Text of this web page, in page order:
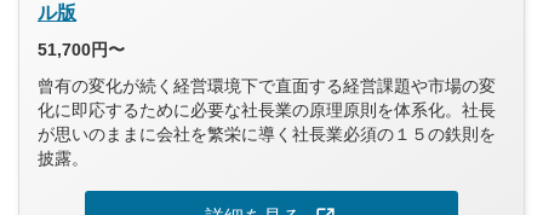
ル版
51,700円〜
曾有の変化が続く経営環境下で直面する経営課題や市場の変
化に即応するために必要な社長業の原理原則を体系化。社長
が思いのままに会社を繁栄に導く社長業必須の１５の鉄則を
披露。